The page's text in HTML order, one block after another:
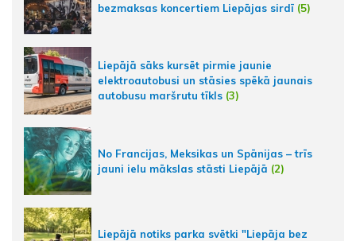
bezmaksas koncertiem Liepājas sirdī (5)
Liepājā sāks kursēt pirmie jaunie
elektroautobusi un stāsies spēkā jaunais
autobusu maršrutu tīkls (3)
No Francijas, Meksikas un Spānijas – trīs
jauni ielu mākslas stāsti Liepājā (2)
Liepājā notiks parka svētki "Liepāja bez